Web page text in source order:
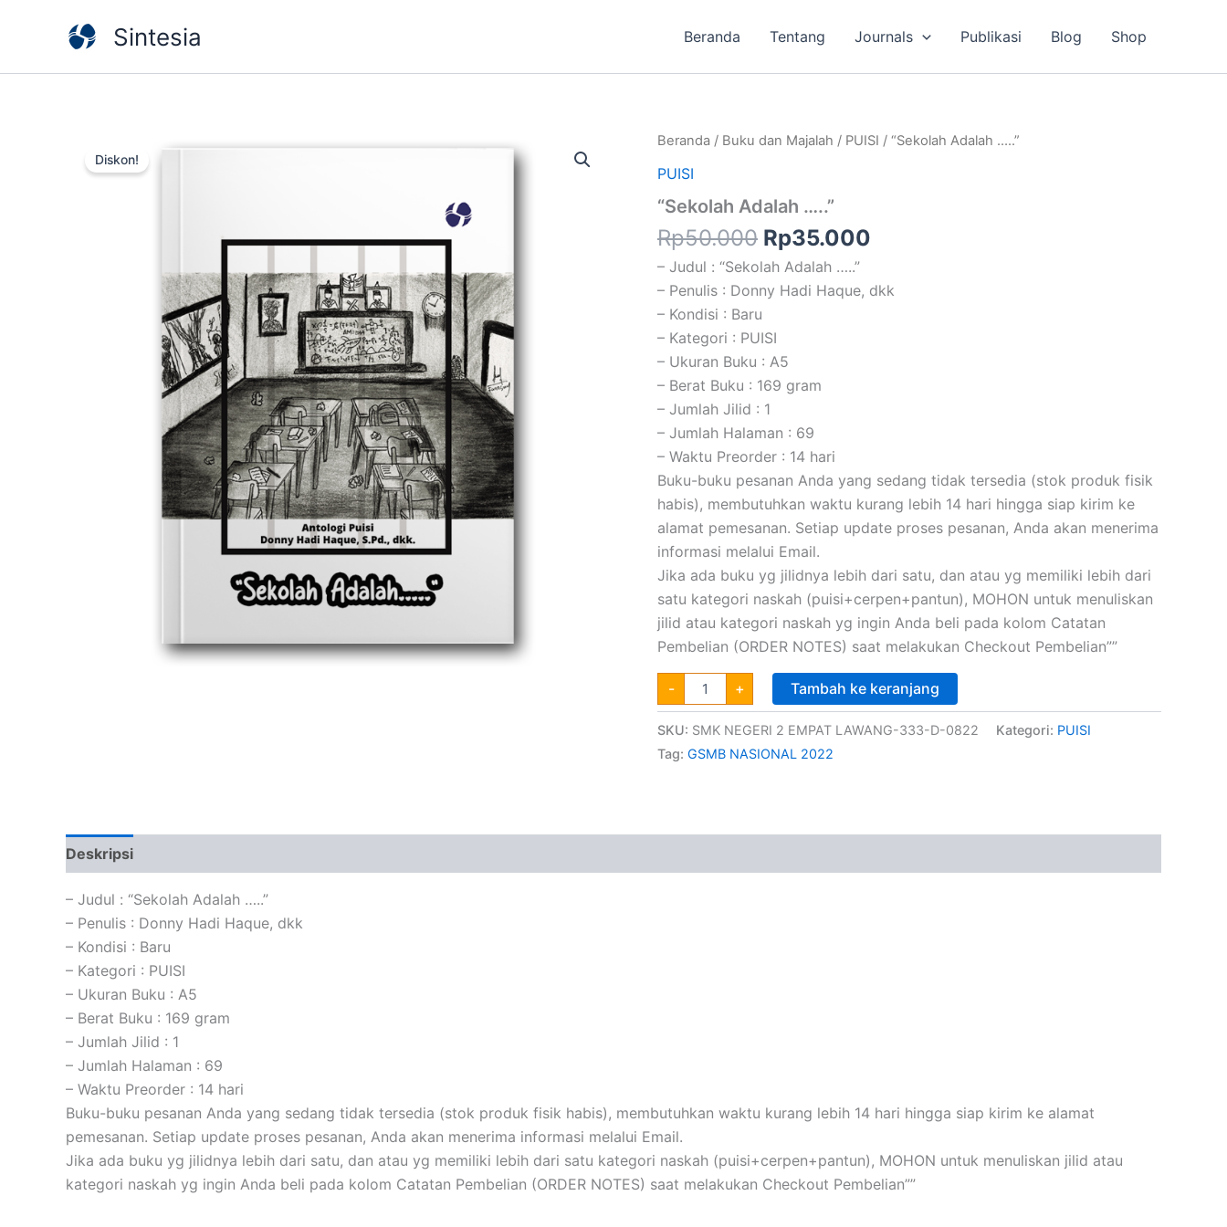
Sintesia Beranda Tentang Journals Publikasi Blog Shop
Diskon!
Beranda / Buku dan Majalah / PUISI / “Sekolah Adalah …..”
PUISI
“Sekolah Adalah …..”
Rp50.000
Harga
Rp50.000.
Rp35.000
Harga
– Judul : “Sekolah Adalah …..”
– Penulis : Donny Hadi Haque, dkk
– Kondisi : Baru
– Kategori : PUISI
– Ukuran Buku : A5
– Berat Buku : 169 gram
– Jumlah Jilid : 1
– Jumlah Halaman : 69
– Waktu Preorder : 14 hari
Buku-buku pesanan Anda yang sedang tidak tersedia (stok produk fisik
habis), membutuhkan waktu kurang lebih 14 hari hingga siap kirim ke
alamat pemesanan. Setiap update proses pesanan, Anda akan menerima
informasi melalui Email.
Jika ada buku yg jilidnya lebih dari satu, dan atau yg memiliki lebih dari
satu kategori naskah (puisi+cerpen+pantun), MOHON untuk menuliskan
jilid atau kategori naskah yg ingin Anda beli pada kolom Catatan
Pembelian (ORDER NOTES) saat melakukan Checkout Pembelian””
-
Kuantitas
Adalah
+ Tambah ke keranjang
SKU: SMK NEGERI 2 EMPAT LAWANG-333-D-0822 Kategori: PUISI
Tag: GSMB NASIONAL 2022
Deskripsi
– Judul : “Sekolah Adalah …..”
– Penulis : Donny Hadi Haque, dkk
– Kondisi : Baru
– Kategori : PUISI
– Ukuran Buku : A5
– Berat Buku : 169 gram
– Jumlah Jilid : 1
– Jumlah Halaman : 69
– Waktu Preorder : 14 hari
Buku-buku pesanan Anda yang sedang tidak tersedia (stok produk fisik habis), membutuhkan waktu kurang lebih 14 hari hingga siap kirim ke alamat
pemesanan. Setiap update proses pesanan, Anda akan menerima informasi melalui Email.
Jika ada buku yg jilidnya lebih dari satu, dan atau yg memiliki lebih dari satu kategori naskah (puisi+cerpen+pantun), MOHON untuk menuliskan jilid atau
kategori naskah yg ingin Anda beli pada kolom Catatan Pembelian (ORDER NOTES) saat melakukan Checkout Pembelian””